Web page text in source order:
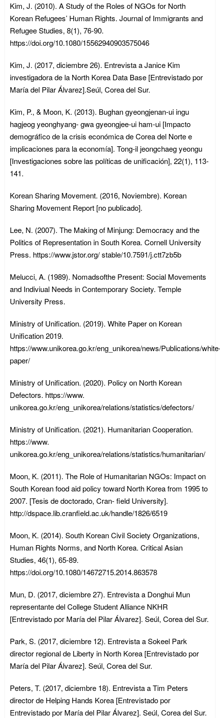
Kim, J. (2010). A Study of the Roles of NGOs for North
Korean Refugees’ Human Rights. Journal of Immigrants and
Refugee Studies, 8(1), 76-90.
https://doi.org/10.1080/15562940903575046
Kim, J. (2017, diciembre 26). Entrevista a Janice Kim
investigadora de la North Korea Data Base [Entrevistado por
María del Pilar Álvarez].Seúl, Corea del Sur.
Kim, P., & Moon, K. (2013). Bughan gyeongjenan-ui ingu
hagjeog yeonghyang- gwa gyeongjee-ui ham-ui [Impacto
demográfico de la crisis económica de Corea del Norte e
implicaciones para la economía]. Tong-il jeongchaeg yeongu
[Investigaciones sobre las políticas de unificación], 22(1), 113-
141.
Korean Sharing Movement. (2016, Noviembre). Korean
Sharing Movement Report [no publicado].
Lee, N. (2007). The Making of Minjung: Democracy and the
Politics of Representation in South Korea. Cornell University
Press. https://www.jstor.org/ stable/10.7591/j.ctt7zb5b
Melucci, A. (1989). Nomadsofthe Present: Social Movements
and Indiviual Needs in Contemporary Society. Temple
University Press.
Ministry of Unification. (2019). White Paper on Korean
Unification 2019.
https://www.unikorea.go.kr/eng_unikorea/news/Publications/
paper/
Ministry of Unification. (2020). Policy on North Korean
Defectors. https://www.
unikorea.go.kr/eng_unikorea/relations/statistics/defectors/
Ministry of Unification. (2021). Humanitarian Cooperation.
https://www.
unikorea.go.kr/eng_unikorea/relations/statistics/humanitarian/
Moon, K. (2011). The Role of Humanitarian NGOs: Impact on
South Korean food aid policy toward North Korea from 1995 to
2007. [Tesis de doctorado, Cran- field University].
http://dspace.lib.cranfield.ac.uk/handle/1826/6519
Moon, K. (2014). South Korean Civil Society Organizations,
Human Rights Norms, and North Korea. Critical Asian
Studies, 46(1), 65-89.
https://doi.org/10.1080/14672715.2014.863578
Mun, D. (2017, diciembre 27). Entrevista a Donghui Mun
representante del College Student Alliance NKHR
[Entrevistado por María del Pilar Álvarez]. Seúl, Corea del Sur.
Park, S. (2017, diciembre 12). Entrevista a Sokeel Park
director regional de Liberty in North Korea [Entrevistado por
María del Pilar Álvarez]. Seúl, Corea del Sur.
Peters, T. (2017, diciembre 18). Entrevista a Tim Peters
director de Helping Hands Korea [Entrevistado por
Entrevistado por María del Pilar Álvarez]. Seúl, Corea del Sur.